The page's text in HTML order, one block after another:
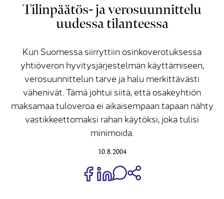
Tilinpäätös- ja verosuunnittelu
uudessa tilanteessa
Kun Suomessa siirryttiin osinkoverotuksessa
yhtiöveron hyvitysjärjestelmän käyttämiseen,
verosuunnittelun tarve ja halu merkittävästi
vähenivät. Tämä johtui siitä, että osakeyhtiön
maksamaa tuloveroa ei aikaisempaan tapaan nähty
vastikkeettomaksi rahan käytöksi, joka tulisi
minimoida.
10.8.2004
Jaa Share on Facebook
Jaa Share on LinkedIn
Jaa WhatsApp-viestinä